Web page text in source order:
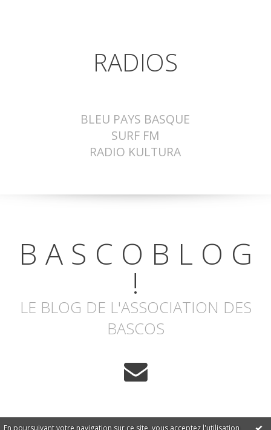
En poursuivant votre navigation sur ce site, vous acceptez l'utilisation
RADIOS
BLEU PAYS BASQUE
SURF FM
RADIO KULTURA
B A S C O B L O G
!
LE BLOG DE L'ASSOCIATION DES
BASCOS